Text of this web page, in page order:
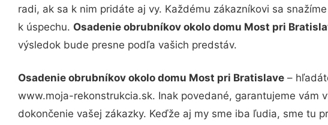
radi, ak sa k nim pridáte aj vy. Každému zákazníkovi sa
k úspechu. Osadenie obrubníkov okolo domu Most pri
výsledok bude presne podľa vašich predstáv.
Osadenie obrubníkov okolo domu Most pri Bratislave –
www.moja-rekonstrukcia.sk. Inak povedané, garantujeme
dokončenie vašej zákazky. Keďže aj my sme iba ľudia, sme tu